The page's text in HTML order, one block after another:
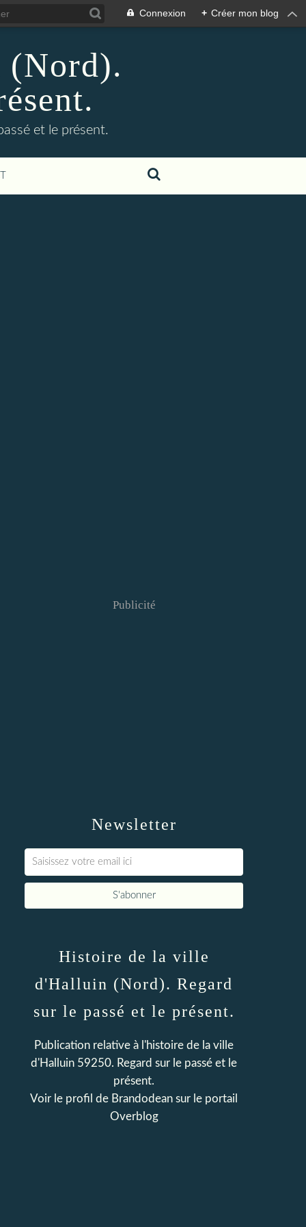
Connexion + Créer mon blog
et le présent.
Newsletter
Publicité
Histoire de la ville
d'Halluin (Nord). Regard
sur le passé et le présent.
Publication relative à l'histoire de la ville
d'Halluin 59250. Regard sur le passé et le
présent.
Voir le profil de Brandodean sur le portail
Overblog